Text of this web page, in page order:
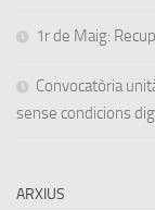
1r de Maig:
Convocatòria
sense condicions
ARXIUS